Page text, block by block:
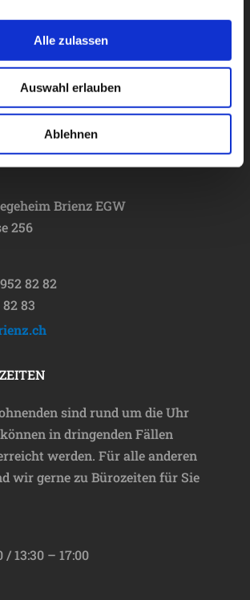
Alle zulassen
Auswahl erlauben
Ablehnen
Bewohnende in ihrer
wahrgenommen.
Brienz EGW
256
82 82
83
sind rund um die Uhr
in dringenden Fällen
werden. Für alle anderen
wir gerne zu Bürozeiten für Sie
/ 13:30 – 17:00